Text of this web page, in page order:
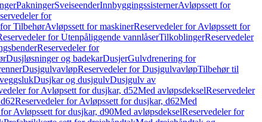
PakningerSveiseenderInnbyggingssisternerAvløpssett for
for
TilbehørAvløpssett for maskinerReservedeler for Avløpssett for
for Utenpåliggende vannlåserTilkoblingerReservedeler
Reservedeler for
Dusjløsninger og badekarDusjerGulvdrenering for
DusjgulvavløpReservedeler for DusjgulvavløpTilbehør til
Dusjkar og dusjgulvDusjgulv av
for Avløpsett for dusjkar, d52Med avløpsdekselReservedeler
Reservedeler for Avløpssett for dusjkar, d62Med
Avløpssett for dusjkar, d90Med avløpsdekselReservedeler for